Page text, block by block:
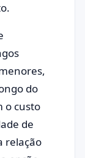
do
o custo
de
relação